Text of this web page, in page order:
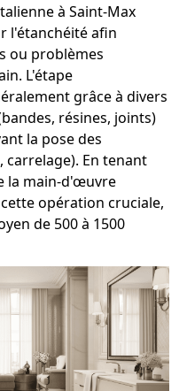
à Saint-Max
l'étanchéité afin
ou problèmes
L'étape
grâce à divers
résines, joints)
la pose des
carrelage). En tenant
la main-d'œuvre
opération cruciale,
de 500 à 1500